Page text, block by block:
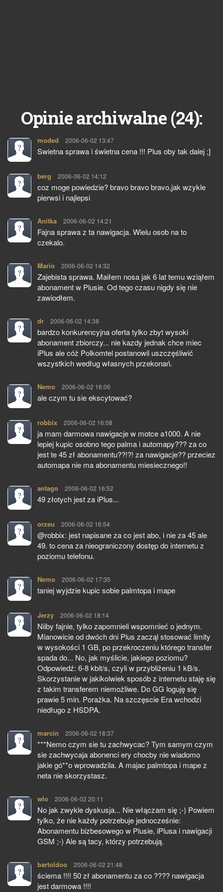
Opinie archiwalne (24):
moded pisze:
2006-06-02 13:47
Swietna sprawa i świetna cena !!! Plus oby tak dalej ;]
berg pisze:
2006-06-02 14:12
coz moge powiedzie? bravo bravo bravo,jak wzykle
pierwsi i najlepsi
Anitka pisze:
2006-06-02 14:21
Fajna sprawa z ta nawigacja. Wielu osob na to
czekalo.
Mario pisze:
2006-06-02 14:32
Zajebista sprawa. Maiłem nosa jak 6 lat temu wziąłem
abonament w Plusie. Od tego czasu nigdy się nie
zawiodłem.
dr pisze:
2006-06-02 14:38
bardzo konkurencyjna oferta tylko zbyt wysoki
abonament zbiorczy... nie kazdy jednak chce miec
iPlus ale cóż Polkomtel postanowil uszczęśliwić
wszystkich według własnych przekonań.
Nemo pisze:
2006-06-02 16:06
ale czym tu sie ekscytować?
robbix pisze:
2006-06-02 16:08
ja mam darmowa nawigacje w motce a1000. A nie
lepiej kupic osobno tego palma i automapy??? za co
jest te 45 zł abonamentu??!?! za nawigacje?? przeciez
automapa nie ma abonamentu miesiecznego!!
antago pisze:
2006-06-02 16:52
49 złotych jest za iPlus...
orzeu pisze:
2006-06-02 16:54
@robbix: jest napisane za co jest abo, i nie za 45 ale
49. to cena za nieograniczony dostęp do internetu z
poziomu telefonu.
Nemo pisze:
2006-06-02 17:35
taniej wyjdzie kupic sobie palmtopa i mape
Jerzy pisze:
2006-06-02 18:14
Niiby fajnie, tylko zapomnieli wspomnieć o jednym.
Mianowicie od dwóch dni Plus zacząl stosować limity
w wysokości 1 GB, po przekroczeniu którego transfer
spada do... No, jak myślicie, jakiego poziomu?
Odpowiedź: 6-8 kbit/s, czyli w przybliżeniu 1 kB/s.
Skorzystanie w jakikolwiek sposób z internetu staję się
z takim transferem niemożliwe. Do GG loguję się
prawie 5 min. Porażka. Na szczęscie Era wchodzi
niedługo z HSDPA.
marcin pisze:
2006-06-02 18:37
***Nemo czym sie tu zachwycac? Tym samym czym
sie zachwycaja abonenci ery chocby nie wiadomo
jakie gó**o wprowadzila. A majac palmtopa i mape z
neta nie skorzystasz.
wlo pisze:
2006-06-02 20:11
No jak zwykle dyskusja... Nie włączam się ;-) Powiem
tylko, że nie każdy potrzebuje jednocześnie:
Abonamentu bizbesowego w Plusie, iPlusa i nawigacji
GSM ;-) Ale są tacy, którzy potrzebują.
bartoldoo pisze:
2006-06-02 21:48
ściema !!!! 50 zł abonamentu za co ???? nawigacja
jest darmowa !!!!